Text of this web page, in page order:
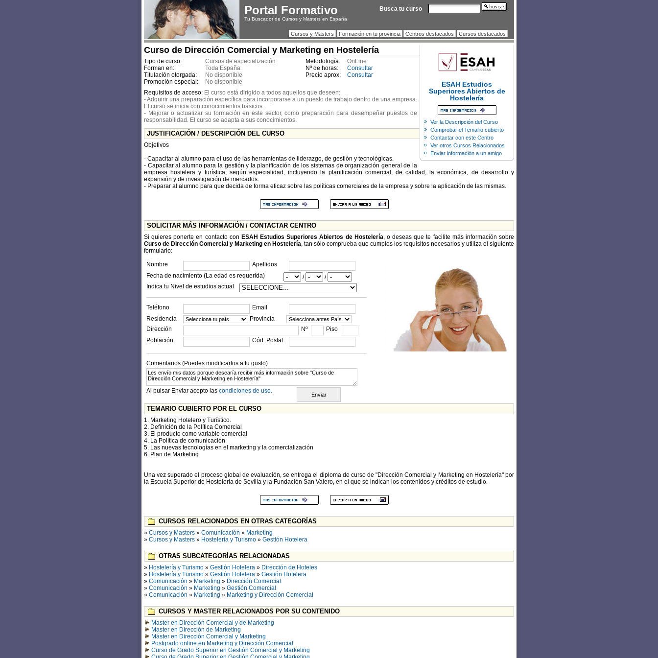
Portal Formativo
Tu Buscador de Cursos y Masters en España
Cursos y Masters Formación en tu provincia Centros destacados Cursos destacados
ESAH Estudios
Superiores Abiertos de
Hostelería
Ver la Descripción del Curso
Comprobar el Temario cubierto
Contactar con este Centro
Ver otros Cursos Relacionados
Enviar información a un amigo
Curso de Dirección Comercial y Marketing en Hostelería
Tipo de curso: Cursos de especialización Metodología:
OnLine
Forman en:
Toda España Nº de horas:
Consultar
Titulación otorgada:
No disponible Precio aprox:
Consultar
Promoción especial:
No disponible
Requisitos de acceso: El curso está dirigido a todos aquellos que deseen:
- Adquirir una preparación específica para incorporarse a un puesto de trabajo dentro de una empresa.
El curso se inicia con conocimientos básicos.
- Mejorar o actualizar su formación en este sector, como preparación para desempeñar puestos de
responsabilidad. El curso se adapta a sus conocimientos.
JUSTIFICACIÓN / DESCRIPCIÓN DEL CURSO
Objetivos
- Capacitar al alumno para el uso de las herramientas de liderazgo, de gestión y tecnológicas.
- Capacitar al alumno para la gestión y la planificación de los sistemas de organización general de la
empresa hostelera y turística, según especialidad, incluyendo la planificación comercial, de calidad, la económica, de desarrollo y
expansión y de investigación de mercados.
- Preparar al alumno para que decida de forma eficaz sobre las políticas comerciales de la empresa y sobre la aplicación de las mismas.
SOLICITAR MÁS INFORMACIÓN / CONTACTAR CENTRO
Si quieres ponerte en contacto con ESAH Estudios Superiores Abiertos de Hostelería, o deseas que te facilite más información sobre
Curso de Dirección Comercial y Marketing en Hostelería, tan sólo comprueba que cumples los requisitos necesarios y utiliza el siguiente
formulario:
Nombre
Apellidos
Fecha de nacimiento (La edad es requerida)
/
/
Indica tu Nivel de estudios actual
Teléfono
Email
Residencia
Provincia
Dirección
Nº
Piso
Población
Cód. Postal
Comentarios (Puedes modificarlos a tu gusto)
Al pulsar Enviar acepto las condiciones de uso.
TEMARIO CUBIERTO POR EL CURSO
1. Marketing Hotelero y Turístico.
2. Definición de la Política Comercial
3. El producto como variable comercial
4. La Política de comunicación
5. Las nuevas tecnologías en el marketing y la comercialización
6. Plan de Marketing
Una vez superado el proceso global de evaluación, se entrega el diploma de curso de "Dirección Comercial y Marketing en Hostelería" por
la Escuela Superior de Hostelería de Sevilla y la Fundación San Valero, en el que se indican los contenidos y créditos de estudio.
CURSOS RELACIONADOS EN OTRAS CATEGORÍAS
» Cursos y Masters » Comunicación » Marketing
» Cursos y Masters » Hostelería y Turismo » Gestión Hotelera
OTRAS SUBCATEGORÍAS RELACIONADAS
» Hostelería y Turismo » Gestión Hotelera » Dirección de Hoteles
» Hostelería y Turismo » Gestión Hotelera » Gestión Hotelera
» Comunicación » Marketing » Dirección Comercial
» Comunicación » Marketing » Gestión Comercial
» Comunicación » Marketing » Marketing y Dirección Comercial
CURSOS Y MASTER RELACIONADOS POR SU CONTENIDO
Master en Dirección Comercial y de Marketing
Master en Dirección de Marketing
Máster en Dirección Comercial y Marketing
Postgrado online en Marketing y Dirección Comercial
Curso de Grado Superior en Gestión Comercial y Marketing
Busca tu curso